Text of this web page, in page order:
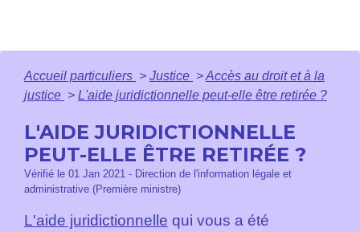
Accueil particuliers > Justice >Accès au droit et à la
justice > L'aide juridictionnelle peut-elle être retirée ?
L'AIDE JURIDICTIONNELLE
PEUT-ELLE ÊTRE RETIRÉE ?
Vérifié le 01 Jan 2021 - Direction de l'information légale et
administrative (Première ministre)
L'aide juridictionnelle qui vous a été